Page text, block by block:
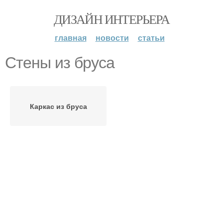
ДИЗАЙН ИНТЕРЬЕРА
главная новости статьи
Стены из бруса
Каркас из бруса